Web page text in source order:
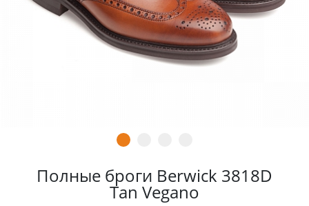
Полные броги Berwick 3818D
Tan Vegano